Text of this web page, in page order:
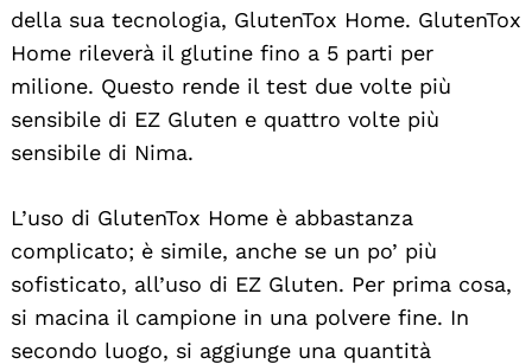
della sua tecnologia, GlutenTox Home. GlutenTox
Home rileverà il glutine fino a 5 parti per
milione. Questo rende il test due volte più
sensibile di EZ Gluten e quattro volte più
sensibile di Nima.
L’uso di GlutenTox Home è abbastanza
complicato; è simile, anche se un po’ più
sofisticato, all’uso di EZ Gluten. Per prima cosa,
si macina il campione in una polvere fine. In
secondo luogo, si aggiunge una quantità